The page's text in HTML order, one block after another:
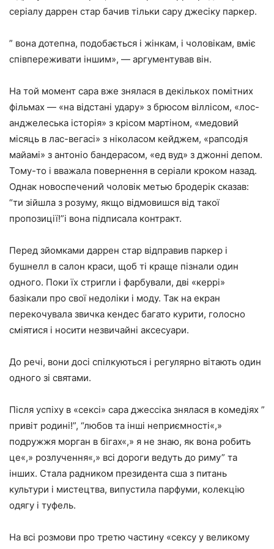
серіалу даррен стар бачив тільки сару джесіку паркер.
” вона дотепна, подобається і жінкам, і чоловікам, вміє
співпереживати іншим», — аргументував він.
На той момент сара вже знялася в декількох помітних
фільмах — «на відстані удару» з брюсом віллісом, «лос-
анджелеська історія» з крісом мартіном, «медовий
місяць в лас-вегасі» з ніколасом кейджем, «рапсодія
майамі» з антоніо бандерасом, «ед вуд» з джонні депом.
Тому-то і вважала повернення в серіали кроком назад.
Однак новоспечений чоловік метью бродерік сказав:
“ти зійшла з розуму, якщо відмовишся від такої
пропозиції!”і вона підписала контракт.
Перед зйомками даррен стар відправив паркер і
бушнелл в салон краси, щоб ті краще пізнали один
одного. Поки їх стригли і фарбували, дві «керрі»
базікали про свої недоліки і моду. Так на екран
перекочувала звичка кендес багато курити, голосно
сміятися і носити незвичайні аксесуари.
До речі, вони досі спілкуються і регулярно вітають один
одного зі святами.
Після успіху в «сексі» сара джессіка знялася в комедіях ”
привіт родині!”, “любов та інші неприємності«,»
подружжя морган в бігах«,» я не знаю, як вона робить
це«,» розлучення«,» всі дороги ведуть до риму” та
інших. Стала радником президента сша з питань
культури і мистецтва, випустила парфуми, колекцію
одягу і туфель.
На всі розмови про третю частину «сексу у великому